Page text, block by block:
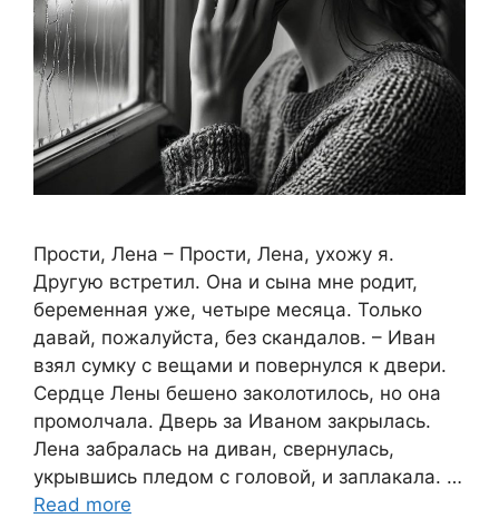
Прости, Лена – Прости, Лена, ухожу я.
Другую встретил. Она и сына мне родит,
беременная уже, четыре месяца. Только
давай, пожалуйста, без скандалов. – Иван
взял сумку с вещами и повернулся к двери.
Сердце Лены бешено заколотилось, но она
промолчала. Дверь за Иваном закрылась.
Лена забралась на диван, свернулась,
укрывшись пледом с головой, и заплакала. …
Read more